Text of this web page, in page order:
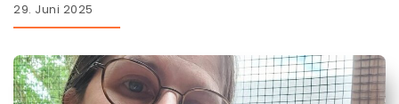
29. Juni 2025